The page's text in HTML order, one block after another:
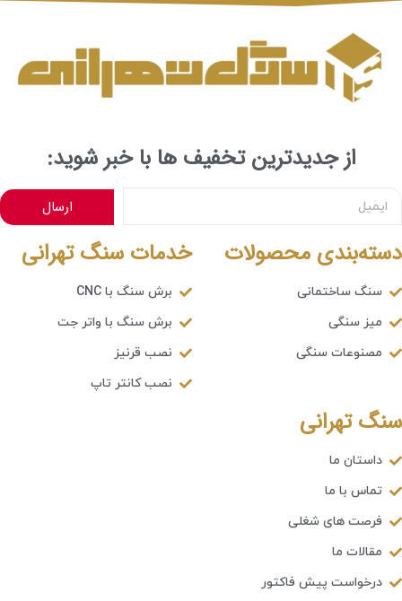
از جدیدترین تخفیف ها با خبر شوید:
ارسال
دسته‌بندی محصولات
سنگ ساختمانی
میز سنگی
مصنوعات سنگی
خدمات سنگ تهرانی
برش سنگ با CNC
برش سنگ با واتر جت
نصب قرنیز
نصب کانتر تاپ
سنگ تهرانی
داستان ما
تماس با ما
فرصت های شغلی
مقالات ما
درخواست پیش فاکتور